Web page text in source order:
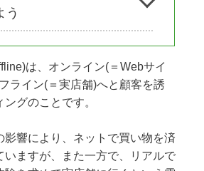
う
は、オンライン(＝Webサイ
ライン(＝実店舗)へと顧客を誘
グのことです。
影響により、ネットで買い物を済
いますが、また一方で、リアルで